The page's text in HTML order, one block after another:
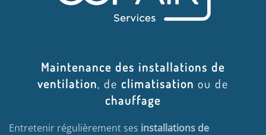
Maintenance des installations de
ventilation, de climatisation ou de
chauffage
Entretenir régulièrement ses installations de